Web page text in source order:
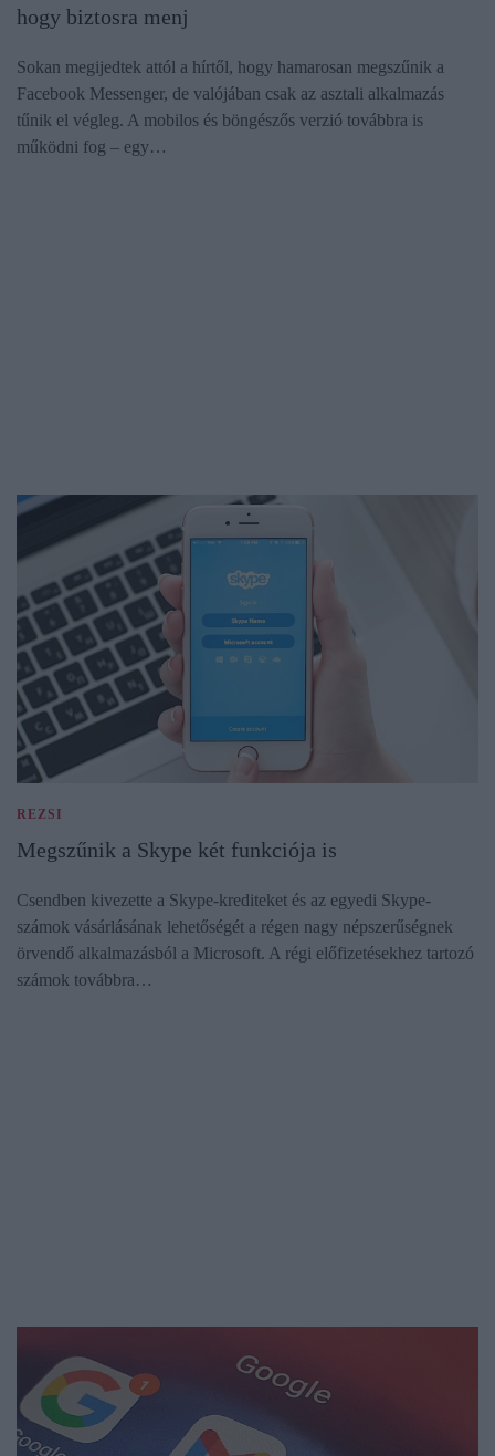
hogy biztosra menj
Sokan megijedtek attól a hírtől, hogy hamarosan megszűnik a
Facebook Messenger, de valójában csak az asztali alkalmazás
tűnik el végleg. A mobilos és böngészős verzió továbbra is
működni fog – egy…
REZSI
Megszűnik a Skype két funkciója is
Csendben kivezette a Skype-krediteket és az egyedi Skype-
számok vásárlásának lehetőségét a régen nagy népszerűségnek
örvendő alkalmazásból a Microsoft. A régi előfizetésekhez tartozó
számok továbbra…